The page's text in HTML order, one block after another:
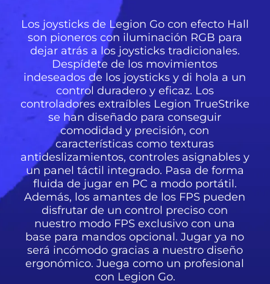
Los joysticks de Legion Go con efecto Hall
son pioneros con iluminación RGB para
dejar atrás a los joysticks tradicionales.
Despídete de los movimientos
indeseados de los joysticks y di hola a un
control duradero y eficaz. Los
controladores extraíbles Legion TrueStrike
se han diseñado para conseguir
comodidad y precisión, con
características como texturas
antideslizamientos, controles asignables y
un panel táctil integrado. Pasa de forma
fluida de jugar en PC a modo portátil.
Además, los amantes de los FPS pueden
disfrutar de un control preciso con
nuestro modo FPS exclusivo con una
base para mandos opcional. Jugar ya no
será incómodo gracias a nuestro diseño
ergonómico. Juega como un profesional
con Legion Go.